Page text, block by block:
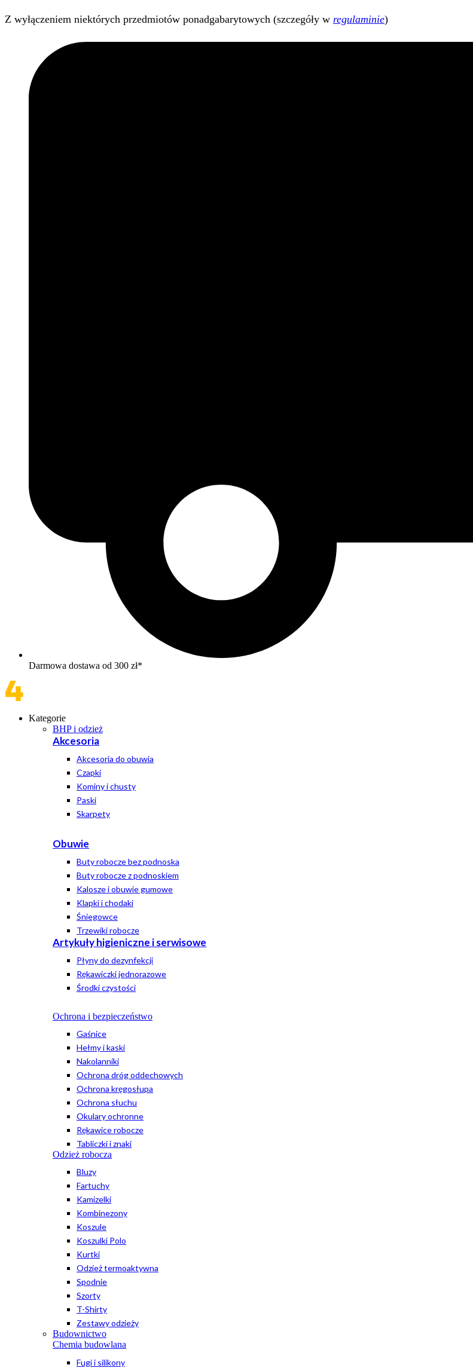
Z wyłączeniem niektórych przedmiotów ponadgabarytowych (szczegóły w regulaminie)
Darmowa dostawa od 300 zł*
Kategorie
BHP i odzież
Akcesoria
Akcesoria do obuwia
Czapki
Kominy i chusty
Paski
Skarpety
Obuwie
Buty robocze bez podnoska
Buty robocze z podnoskiem
Kalosze i obuwie gumowe
Klapki i chodaki
Śniegowce
Trzewiki robocze
Artykuły higieniczne i serwisowe
Płyny do dezynfekcji
Rękawiczki jednorazowe
Środki czystości
Ochrona i bezpieczeństwo
Gaśnice
Hełmy i kaski
Nakolanniki
Ochrona dróg oddechowych
Ochrona kręgosłupa
Ochrona słuchu
Okulary ochronne
Rękawice robocze
Tabliczki i znaki
Odzież robocza
Bluzy
Fartuchy
Kamizelki
Kombinezony
Koszule
Koszulki Polo
Kurtki
Odzież termoaktywna
Spodnie
Szorty
T-Shirty
Zestawy odzieży
Budownictwo
Chemia budowlana
Fugi i silikony